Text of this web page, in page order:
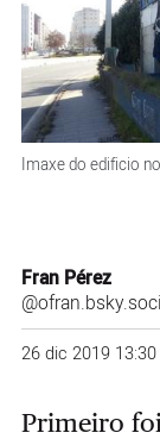
Imaxe do edificio
Fran Pérez
26 dic 2019
Primeiro